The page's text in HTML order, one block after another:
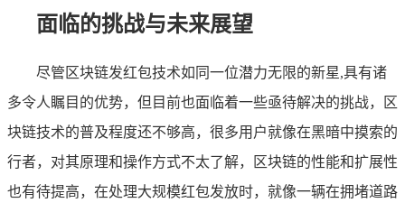
面临的挑战与未来展望
尽管区块链发红包技术如同一位潜力无限的新星,具有诸
多令人瞩目的优势，但目前也面临着一些亟待解决的挑战，区
块链技术的普及程度还不够高，很多用户就像在黑暗中摸索的
行者，对其原理和操作方式不太了解，区块链的性能和扩展性
也有待提高，在处理大规模红包发放时，就像一辆在拥堵道路